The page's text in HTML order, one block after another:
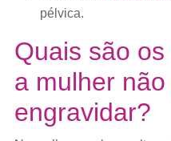
pélvica.
Quais são
a mulher
engravidar?